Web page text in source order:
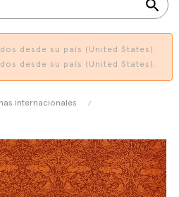
search
desde su país (United States).
desde su país (United States).
internacionales